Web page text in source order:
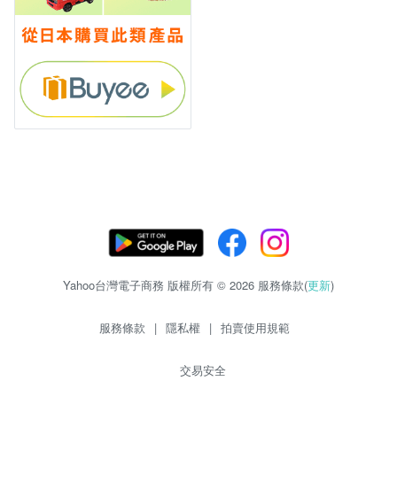
Yahoo台灣電子商務 版權所有 © 2026 服務條款(更新)
服務條款 | 隱私權 | 拍賣使用規範
交易安全